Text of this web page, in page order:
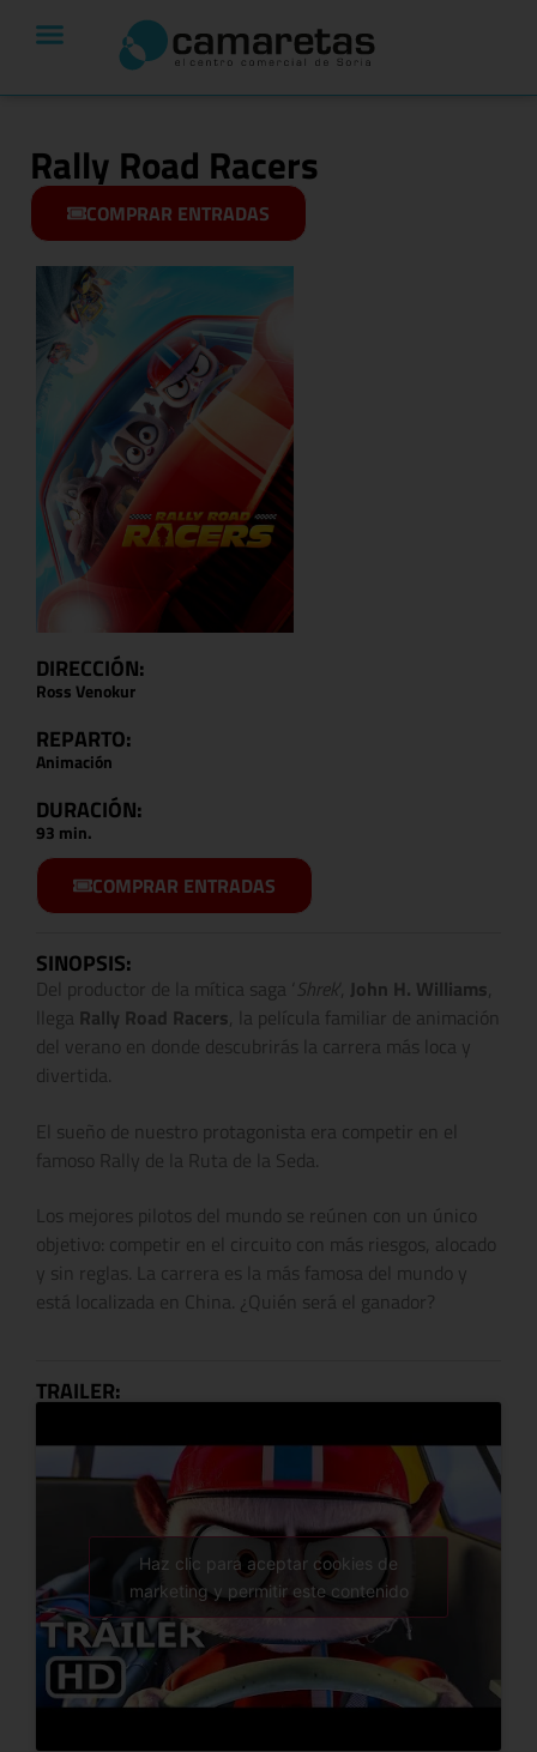
Rally Road Racers
COMPRAR ENTRADAS
DIRECCIÓN:
Ross Venokur
REPARTO:
Animación
DURACIÓN:
93 min.
COMPRAR ENTRADAS
SINOPSIS:
Del productor de la mítica saga ‘Shrek‘, John H. Williams,
llega Rally Road Racers, la película familiar de animación
del verano en donde descubrirás la carrera más loca y
divertida.
El sueño de nuestro protagonista era competir en el
famoso Rally de la Ruta de la Seda.
Los mejores pilotos del mundo se reúnen con un único
objetivo: competir en el circuito con más riesgos, alocado
y sin reglas. La carrera es la más famosa del mundo y
está localizada en China. ¿Quién será el ganador?
TRAILER:
Haz clic para aceptar cookies de
marketing y permitir este contenido